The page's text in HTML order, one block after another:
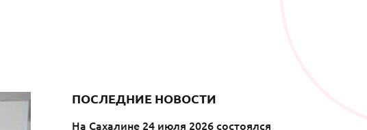
ПОСЛЕДНИЕ НОВОСТИ
На Сахалине 24 июля 2026 состоялся